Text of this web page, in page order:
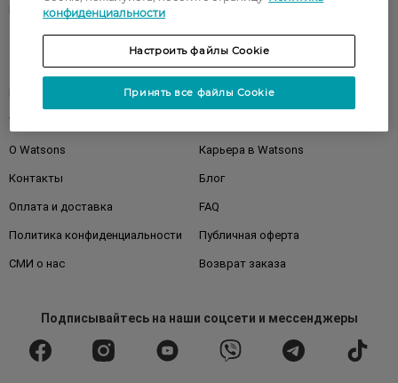
Бренды
Клиентам
Магазины
Watsons Club
О Watsons Карьера в Watsons
Контакты Блог
Оплата и доставка FAQ
Политика конфиденциальности Публичная оферта
СМИ о нас Возврат заказа
Подписывайтесьна наши соцсети и мессенджеры
конфиденциальности
Настроить файлы Cookie
Принять все файлы Cookie